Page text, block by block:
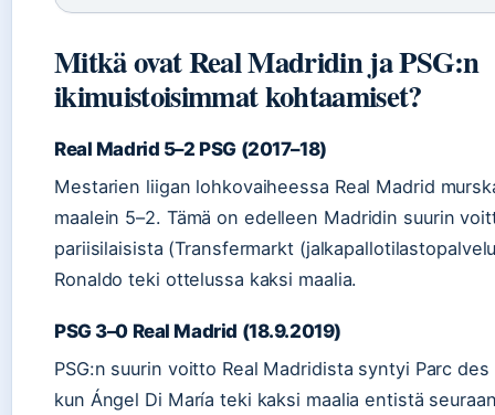
Mitkä ovat Real Madridin ja PSG:n
ikimuistoisimmat kohtaamiset?
Real Madrid 5–2 PSG (2017–18)
Mestarien liigan lohkovaiheessa Real Madrid
maalein 5–2. Tämä on edelleen Madridin suurin
pariisilaisista (Transfermarkt
Ronaldo teki ottelussa kaksi maalia.
PSG 3–0 Real Madrid (18.9.2019)
PSG:n suurin voitto Real Madridista syntyi Parc
kun Ángel Di María teki kaksi maalia entistä